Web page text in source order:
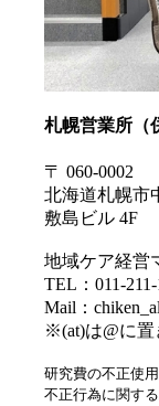
札幌営業所（
〒 060-0002
北海道札幌市
敷島ビル 4F
地域ケア経
TEL：011-
Mail：
※(at)は@に置
研究費の不正使
不正行為に関す